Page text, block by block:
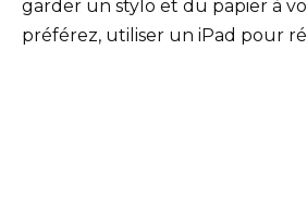
garder un stylo et du papier à
préférez, utiliser un iPad pour